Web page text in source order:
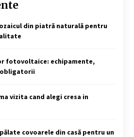
din piatră naturală pentru
fotovoltaice: echipamente,
vizita cand alegi cresa in
covoarele din casă pentru un